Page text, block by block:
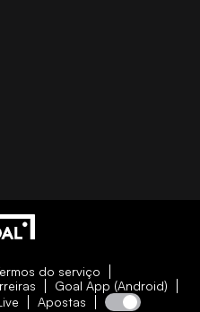
do serviço
Goal App (Android)
Apostas